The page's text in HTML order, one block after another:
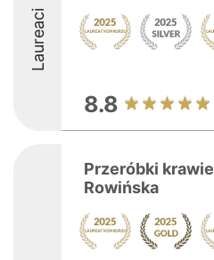
Laureaci
8.8
Przeróbki
Rowińska